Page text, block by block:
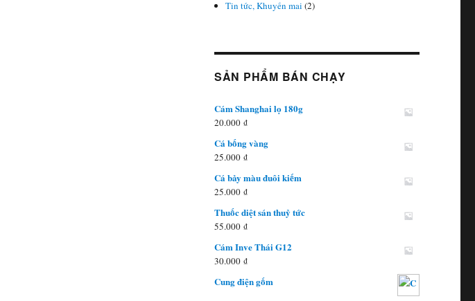
Tin tức, Khuyến mai (2)
SẢN PHẨM BÁN CHẠY
Cám Shanghai lọ 180g
20.000 ₫
Cá bống vàng
25.000 ₫
Cá bảy màu đuôi kiếm
25.000 ₫
Thuốc diệt sán thuỷ tức
55.000 ₫
Cám Inve Thái G12
30.000 ₫
Cung điện gốm